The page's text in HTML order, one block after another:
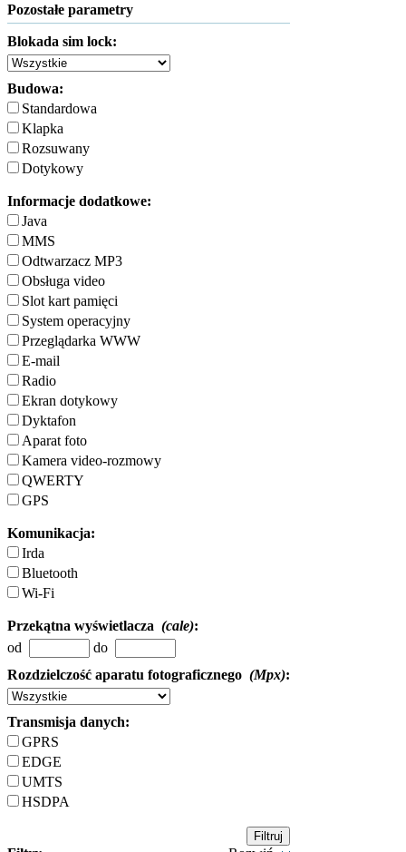
Pozostałe parametry
Blokada sim lock:
Budowa:
Standardowa
Klapka
Rozsuwany
Dotykowy
Informacje dodatkowe:
Java
MMS
Odtwarzacz MP3
Obsługa video
Slot kart pamięci
System operacyjny
Przeglądarka WWW
E-mail
Radio
Ekran dotykowy
Dyktafon
Aparat foto
Kamera video-rozmowy
QWERTY
GPS
Komunikacja:
Irda
Bluetooth
Wi-Fi
Przekątna wyświetlacza (cale):
od
do
Rozdzielczość aparatu fotograficznego (Mpx):
Transmisja danych:
GPRS
EDGE
UMTS
HSDPA